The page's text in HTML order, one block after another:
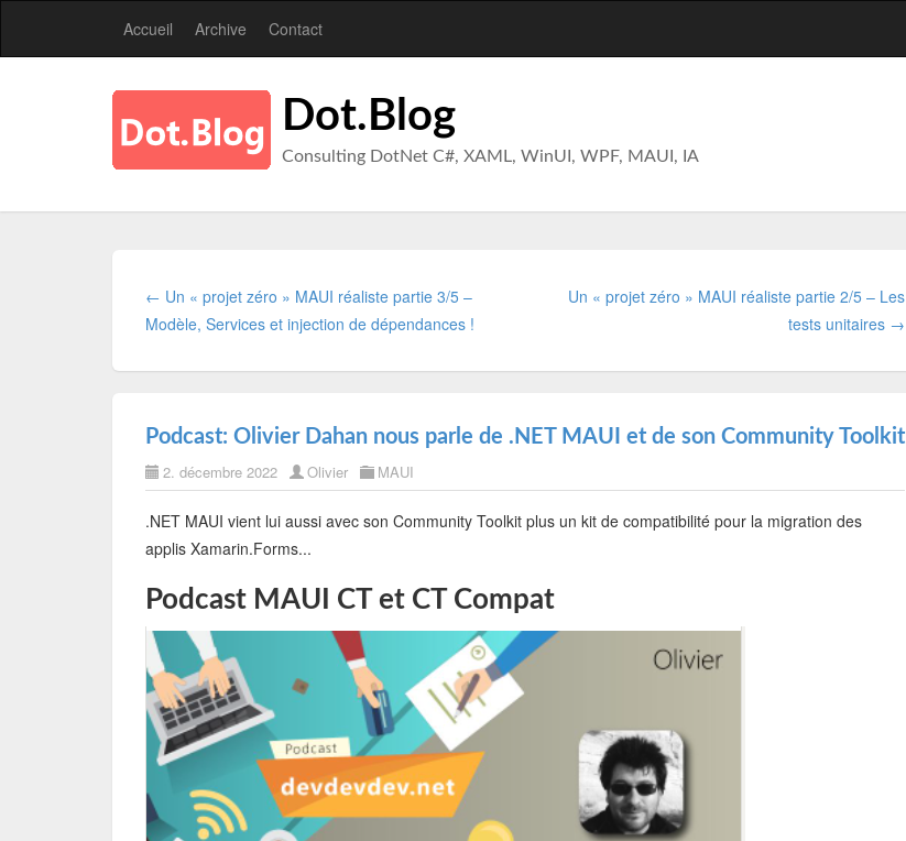
Accueil Archive Contact
Dot.Blog
Consulting DotNet C#, XAML, WinUI, WPF, MAUI, IA
← Un « projet zéro » MAUI réaliste partie 3/5 –
Modèle, Services et injection de dépendances !
Un « projet zéro » MAUI réaliste partie 2/5 – Les
tests unitaires →
Podcast: Olivier Dahan nous parle de .NET MAUI et de son Community Toolkit
2. décembre 2022 Olivier MAUI
.NET MAUI vient lui aussi avec son Community Toolkit plus un kit de compatibilité pour la migration des
applis Xamarin.Forms...
Podcast MAUI CT et CT Compat